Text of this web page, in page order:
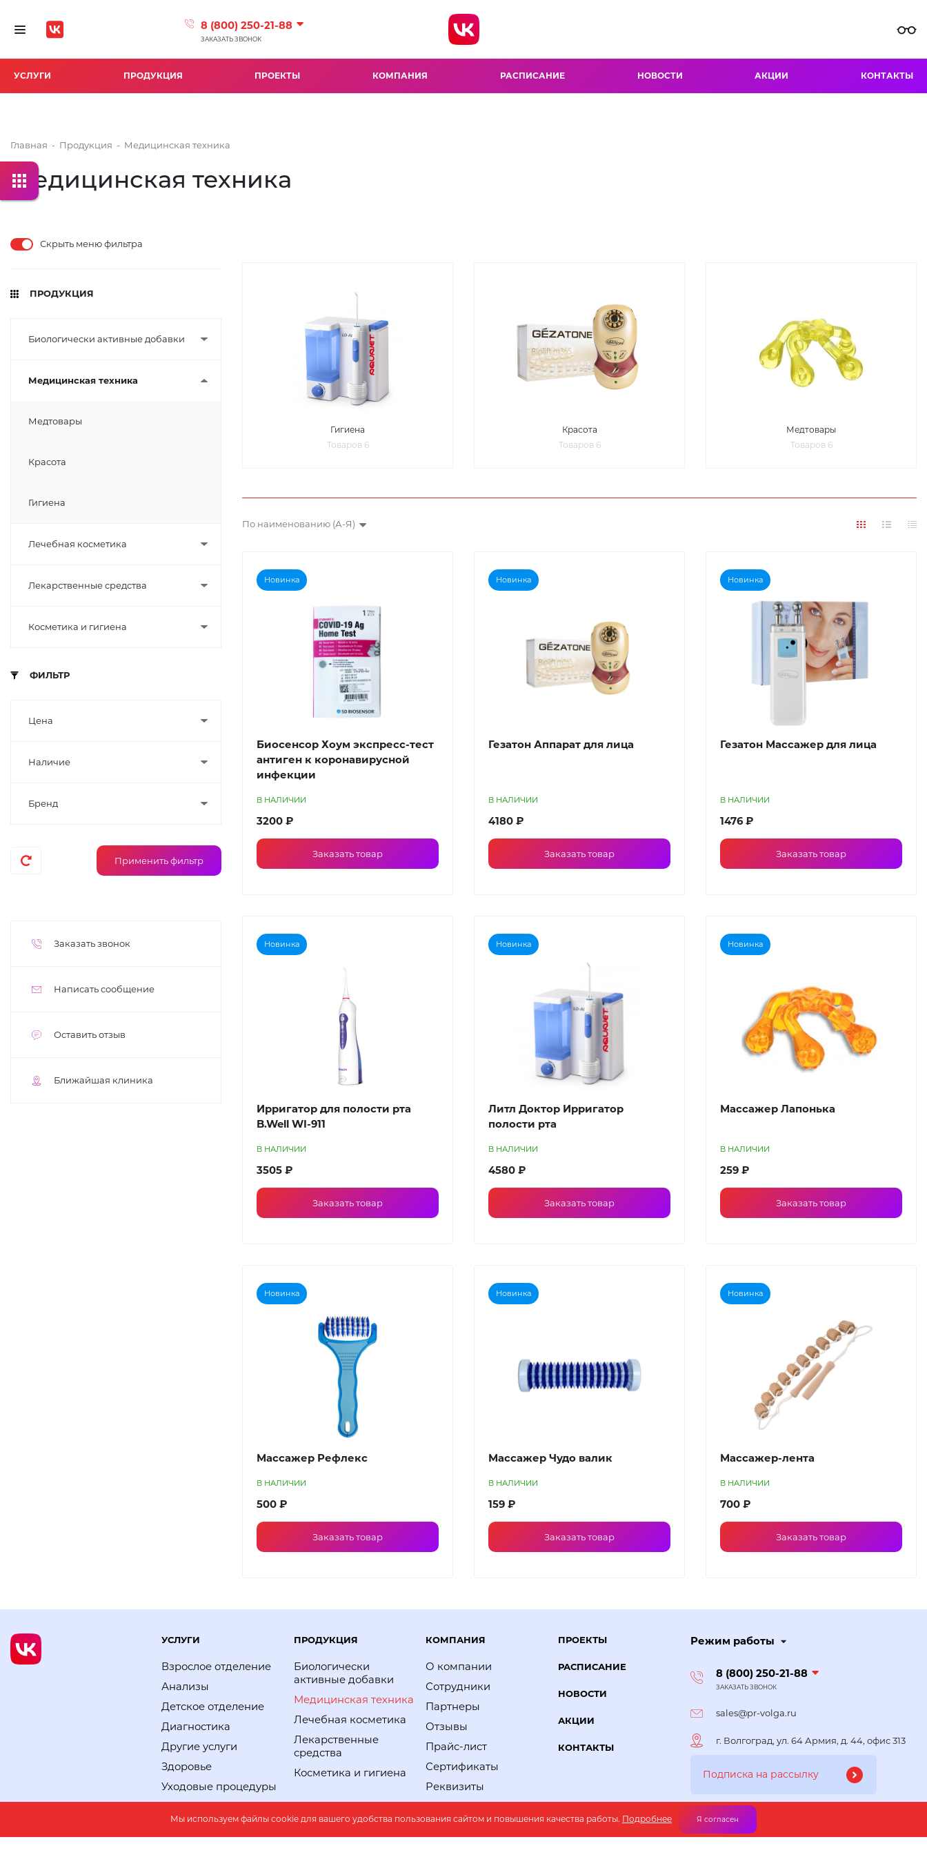
Toggle navigation 8 (800) 250-21-88
ЗАКАЗАТЬ ЗВОНОК
УСЛУГИ ПРОДУКЦИЯ ПРОЕКТЫ КОМПАНИЯ РАСПИСАНИЕ НОВОСТИ АКЦИИ КОНТАКТЫ
Главная - Продукция - Медицинская техника
Медицинская техника
Скрыть меню фильтра
ПРОДУКЦИЯ
Биологически активные добавки
Медицинская техника
Медтовары
Красота
Гигиена
Лечебная косметика
Лекарственные средства
Косметика и гигиена
ФИЛЬТР
Цена
Наличие
Бренд
Заказать звонок
Написать сообщение
Оставить отзыв
Ближайшая клиника
Гигиена
Товаров 6
Красота
Товаров 6
Медтовары
Товаров 6
По наименованию (А-Я)
Новинка
Биосенсор Хоум экспресс-тест
антиген к коронавирусной
инфекции
В НАЛИЧИИ
3200 ₽
Заказать товар
Новинка
Гезатон Аппарат для лица
В НАЛИЧИИ
4180 ₽
Заказать товар
Новинка
Гезатон Массажер для лица
В НАЛИЧИИ
1476 ₽
Заказать товар
Новинка
Ирригатор для полости рта
B.Well WI-911
В НАЛИЧИИ
3505 ₽
Заказать товар
Новинка
Литл Доктор Ирригатор
полости рта
В НАЛИЧИИ
4580 ₽
Заказать товар
Новинка
Массажер Лапонька
В НАЛИЧИИ
259 ₽
Заказать товар
Новинка
Массажер Рефлекс
В НАЛИЧИИ
500 ₽
Заказать товар
Новинка
Массажер Чудо валик
В НАЛИЧИИ
159 ₽
Заказать товар
Новинка
Массажер-лента
В НАЛИЧИИ
700 ₽
Заказать товар
УСЛУГИ
Взрослое отделение
Анализы
Детское отделение
Диагностика
Другие услуги
Здоровье
Уходовые процедуры
ПРОДУКЦИЯ
Биологически
активные добавки
Медицинская техника
Лечебная косметика
Лекарственные
средства
Косметика и гигиена
КОМПАНИЯ
О компании
Сотрудники
Партнеры
Отзывы
Прайс-лист
Сертификаты
Реквизиты
ПРОЕКТЫ
РАСПИСАНИЕ
НОВОСТИ
АКЦИИ
КОНТАКТЫ
Режим работы
8 (800) 250-21-88
ЗАКАЗАТЬ ЗВОНОК
sales@pr-volga.ru
г. Волгоград, ул. 64 Армия, д. 44, офис 313
Мы используем файлы cookie для вашего удобства пользования сайтом и повышения качества работы. Подробнее Я согласен